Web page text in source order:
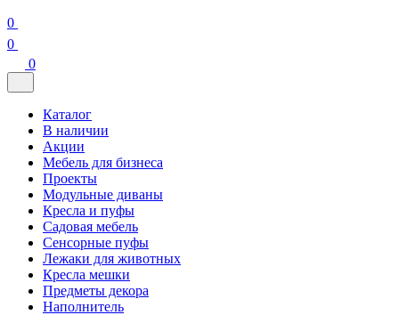
0
0
0
Каталог
В наличии
Акции
Мебель для бизнеса
Проекты
Модульные диваны
Кресла и пуфы
Садовая мебель
Сенсорные пуфы
Лежаки для животных
Кресла мешки
Предметы декора
Наполнитель